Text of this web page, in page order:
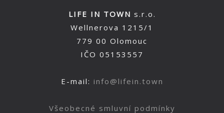
LIFE IN TOWN s.r.o.
Wellnerova 1215/1
779 00 Olomouc
IČO 05153557
E-mail: info@lifein.town
Všeobecné smluvní podmínky